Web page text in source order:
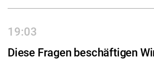
19:03
Diese Fragen beschäftigen